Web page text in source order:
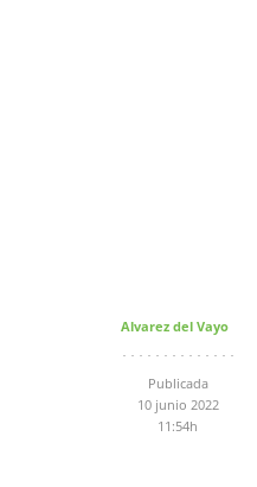
Alvarez del Vayo
Publicada
10 junio 2022
11:54h